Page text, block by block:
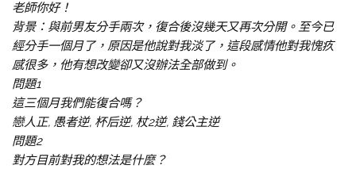
老師你好！
背景：與前男友分手兩次，復合後沒幾天又再次分開。至今已
經分手一個月了，原因是他說對我淡了，這段感情他對我愧疚
感很多，他有想改變卻又沒辦法全部做到。
問題1
這三個月我們能復合嗎？
戀人正, 愚者逆, 杯后逆, 杖2逆, 錢公主逆
問題2
對方目前對我的想法是什麼？